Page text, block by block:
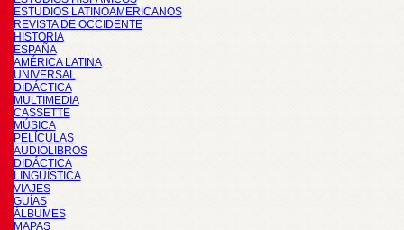
ESTUDIOS LATINOAMERICANOS
REVISTA DE OCCIDENTE
HISTORIA
ESPAÑA
AMÉRICA LATINA
UNIVERSAL
DIDÁCTICA
MULTIMEDIA
CASSETTE
MÚSICA
PELÍCULAS
AUDIOLIBROS
DIDÁCTICA
LINGÜÍSTICA
VIAJES
GUÍAS
ÁLBUMES
MAPAS